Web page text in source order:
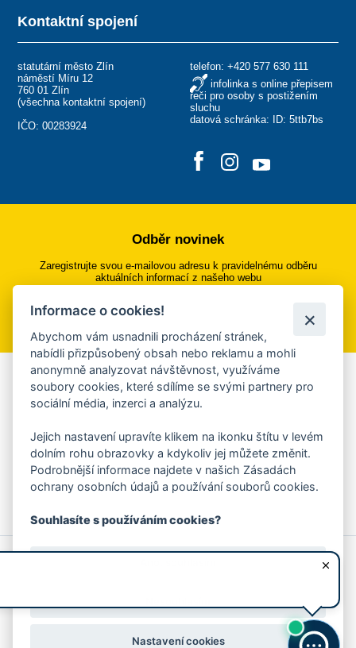
Kontaktní spojení
statutární město Zlín
náměstí Míru 12
760 01 Zlín
(všechna kontaktní spojení)
IČO: 00283924
telefon: +420 577 630 111
infolinka s online přepisem
řeči pro osoby s postižením
sluchu
datová schránka: ID: 5ttb7bs
Odběr novinek
Zaregistrujte svou e-mailovou adresu k pravidelnému odběru
aktuálních informací z našeho webu
Přihlásit se k odběru
Aplikace Mobilní rozhlas
Chcete dostávat do svého mobilu či mailu upozornění na
ankety, pozvánky na kulturní a sportovní akce?
Více informací o aplikaci
© 2026 Magistrát města Zlína
Prohlášení o používání cookies
Informace o cookies!
Abychom vám usnadnili procházení stránek,
nabídli přizpůsobený obsah nebo reklamu a mohli
anonymně analyzovat návštěvnost, využíváme
soubory cookies, které sdílíme se svými partnery pro
sociální média, inzerci a analýzu.
Jejich nastavení upravíte klikem na ikonku štítu v levém
dolním rohu obrazovky a kdykoliv jej můžete změnit.
Podrobnější informace najdete v našich Zásadách
ochrany osobních údajů a používání souborů cookies.
Souhlasíte s používáním cookies?
Nastavení cookies